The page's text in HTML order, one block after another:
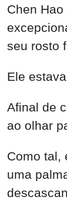
Chen
seu rosto
Ele
Afinal de
ao olhar
Como tal,
uma